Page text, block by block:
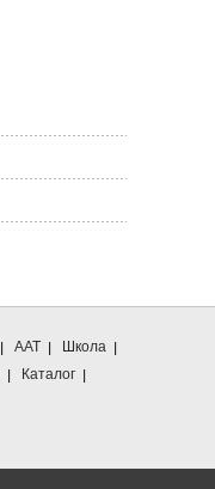
ААТ
Школа
Каталог